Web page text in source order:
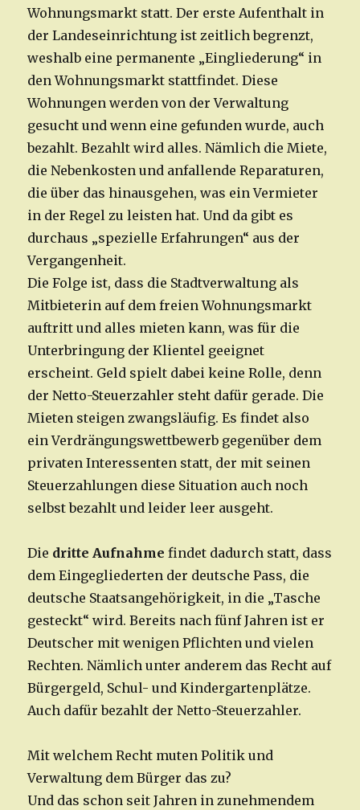
Wohnungsmarkt statt. Der erste Aufenthalt in
der Landeseinrichtung ist zeitlich begrenzt,
weshalb eine permanente „Eingliederung“ in
den Wohnungsmarkt stattfindet. Diese
Wohnungen werden von der Verwaltung
gesucht und wenn eine gefunden wurde, auch
bezahlt. Bezahlt wird alles. Nämlich die Miete,
die Nebenkosten und anfallende Reparaturen,
die über das hinausgehen, was ein Vermieter
in der Regel zu leisten hat. Und da gibt es
durchaus „spezielle Erfahrungen“ aus der
Vergangenheit.
Die Folge ist, dass die Stadtverwaltung als
Mitbieterin auf dem freien Wohnungsmarkt
auftritt und alles mieten kann, was für die
Unterbringung der Klientel geeignet
erscheint. Geld spielt dabei keine Rolle, denn
der Netto-Steuerzahler steht dafür gerade. Die
Mieten steigen zwangsläufig. Es findet also
ein Verdrängungswettbewerb gegenüber dem
privaten Interessenten statt, der mit seinen
Steuerzahlungen diese Situation auch noch
selbst bezahlt und leider leer ausgeht.
Die dritte Aufnahmefindet dadurch statt, dass
dem Eingegliederten der deutsche Pass, die
deutsche Staatsangehörigkeit, in die „Tasche
gesteckt“ wird. Bereits nach fünf Jahren ist er
Deutscher mit wenigen Pflichten und vielen
Rechten. Nämlich unter anderem das Recht auf
Bürgergeld, Schul- und Kindergartenplätze.
Auch dafür bezahlt der Netto-Steuerzahler.
Mit welchem Recht muten Politik und
Verwaltung dem Bürger das zu?
Und das schon seit Jahren in zunehmendem